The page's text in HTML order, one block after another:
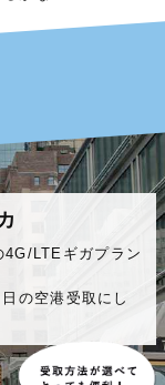
LTEギガプラン
の空港受取にし